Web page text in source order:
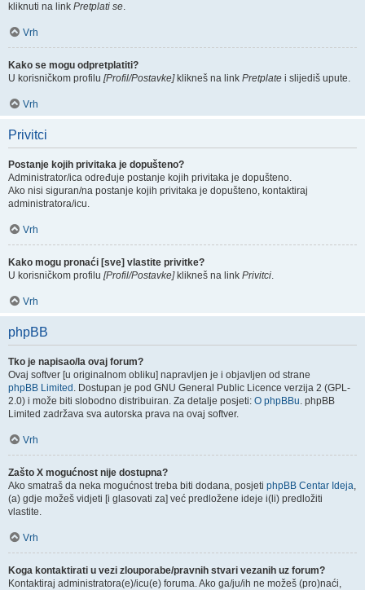
kliknuti na link Pretplati se.
Vrh
Kako se mogu odpretplatiti?
U korisničkom profilu [Profil/Postavke]klikneš na link Pretplate i slijediš upute.
Vrh
Privitci
Postanje kojih privitaka je dopušteno?
Administrator/ica određuje postanje kojih privitaka je dopušteno.
Ako nisi siguran/na postanje kojih privitaka je dopušteno, kontaktiraj
administratora/icu.
Vrh
Kako mogu pronaći [sve] vlastite privitke?
U korisničkom profilu [Profil/Postavke]klikneš na link Privitci.
Vrh
phpBB
Tko je napisao/la ovaj forum?
Ovaj softver [u originalnom obliku] napravljen je i objavljen od strane
phpBB Limited . Dostupan je pod GNU General Public Licence verzija 2 (GPL-
2.0) i može biti slobodno distribuiran. Za detalje posjeti: O phpBBu. phpBB
Limited zadržava sva autorska prava na ovaj softver.
Vrh
Zašto X mogućnost nije dostupna?
Ako smatraš da neka mogućnost treba biti dodana, posjeti phpBB Centar Ideja,
(a) gdje možeš vidjeti [i glasovati za] već predložene ideje i(li) predložiti
vlastite.
Vrh
Koga kontaktirati u vezi zlouporabe/pravnih stvari vezanih uz forum?
Kontaktiraj administratora(e)/icu(e) foruma. Ako ga/ju/ih ne možeš (pro)naći,